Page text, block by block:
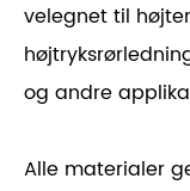
velegnet til
og andre
Alle materialer